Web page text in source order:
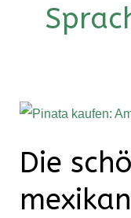
Die
Die
mexikanischen